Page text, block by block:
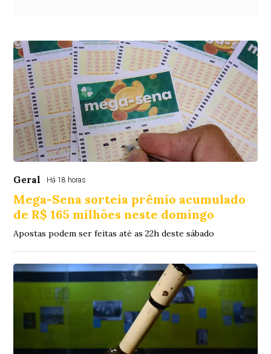
Geral Há 18 horas
Mega-Sena sorteia prêmio acumulado
de R$ 165 milhões neste domingo
Apostas podem ser feitas até as 22h deste sábado